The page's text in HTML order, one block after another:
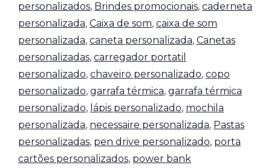
personalizados, Brindes promocionais, caderneta
personalizada, Caixa de som, caixa de som
personalizada, caneta personalizada, Canetas
personalizadas, carregador portatil
personalizado, chaveiro personalizado, copo
personalizado, garrafa térmica, garrafa térmica
personalizado, lápis personalizado, mochila
personalizada, necessaire personalizada, Pastas
personalizadas, pen drive personalizado, porta
cartões personalizados, power bank